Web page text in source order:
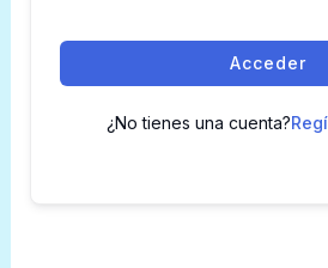
Acceder
¿No tienes una cuenta?